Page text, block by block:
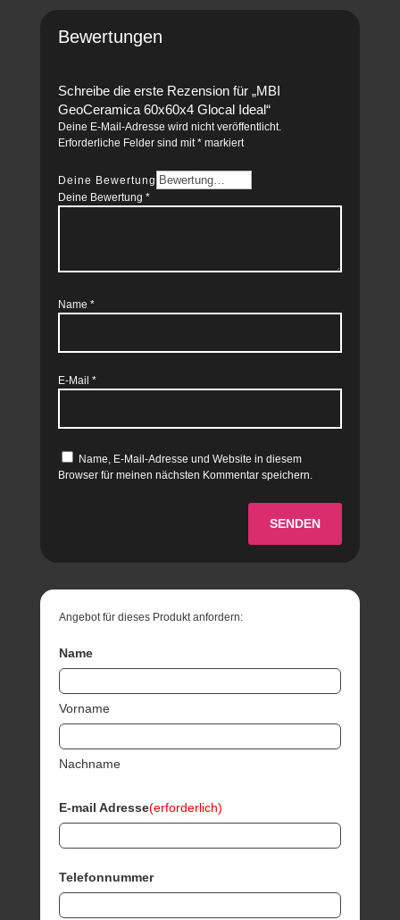
Bewertungen
Schreibe die erste Rezension für „MBI
GeoCeramica 60x60x4 Glocal Ideal“
Deine E-Mail-Adresse wird nicht veröffentlicht.
Erforderliche Felder sind mit*markiert
Deine Bewertung
Deine Bewertung *
Name *
E-Mail *
Name, E-Mail-Adresse und Website in diesem
Browser für meinen nächsten Kommentar speichern.
SENDEN
Angebot für dieses Produkt anfordern:
Name
Vorname
Nachname
E-mail Adresse(erforderlich)
Telefonnummer